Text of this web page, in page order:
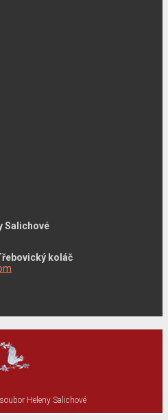
Salichové
koláč
Heleny Salichové